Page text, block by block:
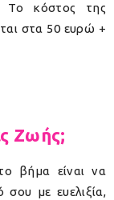
Το κόστος της
στα 50 ευρώ +
Ζωής;
βήμα είναι να
σου με ευελιξία,